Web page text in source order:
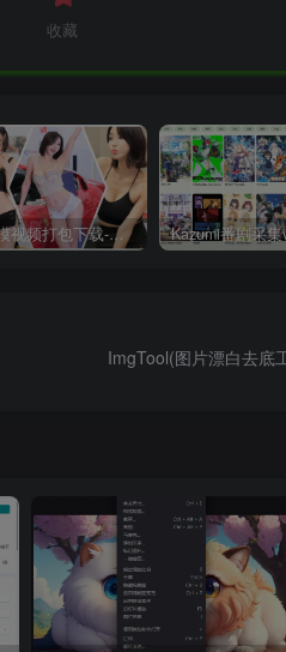
收藏
车模视频打包下载-高清无水印版
ImgTool(图片漂白去底